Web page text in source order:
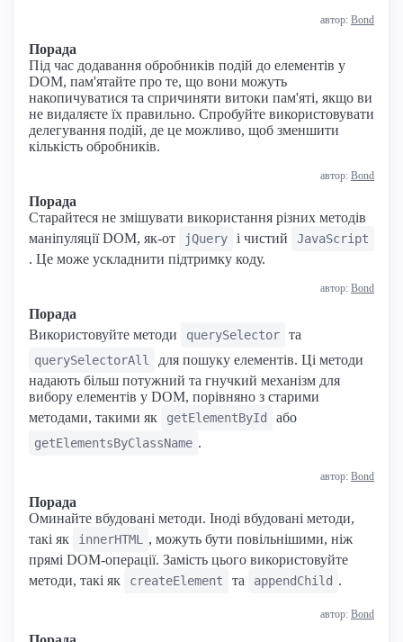
автор: Bond
Порада
Під час додавання обробників подій до елементів у
DOM, пам'ятайте про те, що вони можуть
накопичуватися та спричиняти витоки пам'яті, якщо ви
не видаляєте їх правильно. Спробуйте використовувати
делегування подій, де це можливо, щоб зменшити
кількість обробників.
автор: Bond
Порада
Старайтеся не змішувати використання різних методів
маніпуляції DOM, як-от
jQuery і чистий JavaScript
. Це може ускладнити підтримку коду.
автор: Bond
Порада
Використовуйте методи
querySelector та
querySelectorAll
для пошуку елементів. Ці методи
надають більш потужний та гнучкий механізм для
вибору елементів у DOM, порівняно з старими
методами, такими як
getElementById або
getElementsByClassName .
автор: Bond
Порада
Оминайте вбудовані методи. Іноді вбудовані методи,
такі як
innerHTML , можуть бути повільнішими, ніж
прямі DOM-операції. Замість цього використовуйте
методи, такі як
createElement та appendChild .
автор: Bond